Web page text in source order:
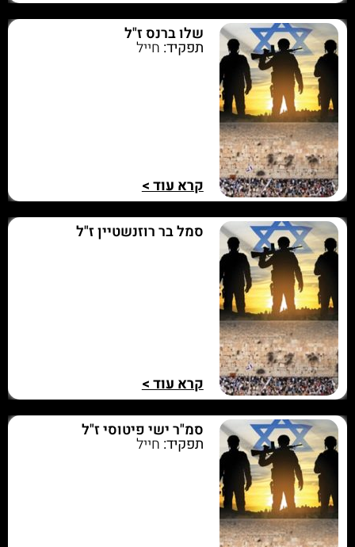
שלו ברנס ז"ל
תפקיד: חייל
קרא עוד >
סמל בר רוזנשטיין ז"ל
קרא עוד >
סמ"ר ישי פיטוסי ז"ל
תפקיד: חייל